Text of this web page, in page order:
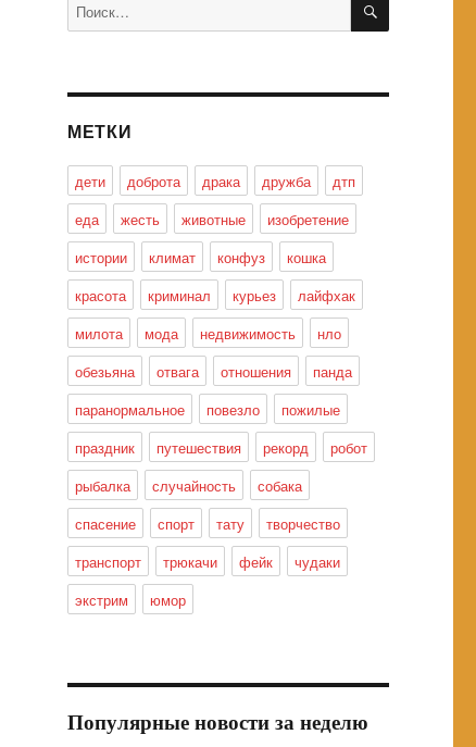
МЕТКИ
дети доброта драка дружба
дтп
еда
жесть животные
изобретение
истории
климат конфуз
кошка
красота
криминал курьез
лайфхак
милота
мода недвижимость
нло
обезьяна
отвага отношения
панда
паранормальное
повезло
пожилые
праздник
путешествия рекорд
робот
рыбалка
случайность
собака
спасение
спорт тату
творчество
транспорт
трюкачи фейк
чудаки
экстрим
юмор
Популярные новости за неделю